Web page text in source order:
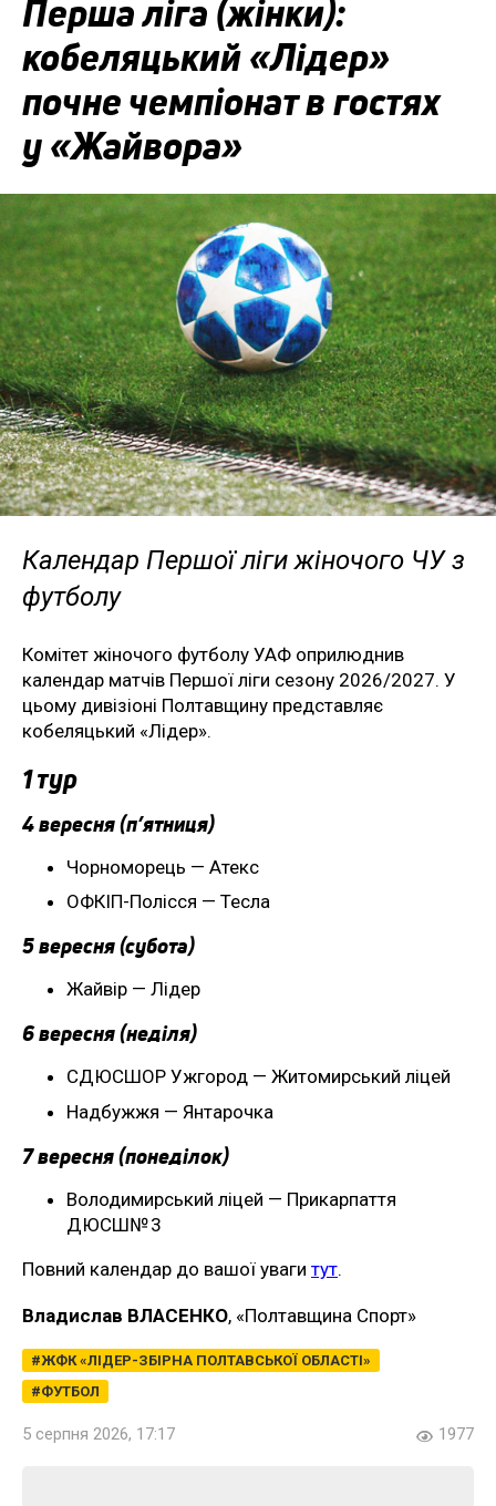
Перша ліга (жінки):
кобеляцький «Лідер»
почне чемпіонат в гостях
у «Жайвора»
Календар Першої ліги жіночого ЧУ з
футболу
Комітет жіночого футболу УАФ оприлюднив
календар матчів Першої ліги сезону 2026/2027. У
цьому дивізіоні Полтавщину представляє
кобеляцький «Лідер».
1 тур
4 вересня (п’ятниця)
Чорноморець — Атекс
ОФКІП-Полісся — Тесла
5 вересня (субота)
Жайвір — Лідер
6 вересня (неділя)
СДЮСШОР Ужгород — Житомирський ліцей
Надбужжя — Янтарочка
7 вересня (понеділок)
Володимирський ліцей — Прикарпаття
ДЮСШ№ 3
Повний календар до вашої уваги тут.
Владислав ВЛАСЕНКО, «Полтавщина Спорт»
ЖФК «ЛІДЕР-ЗБІРНА ПОЛТАВСЬКОЇ ОБЛАСТІ»
ФУТБОЛ
5 серпня 2026, 17:17 1977